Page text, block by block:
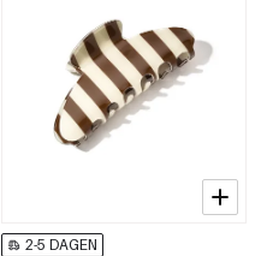
2-5 DAGEN